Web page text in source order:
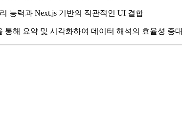
능력과 Next.js 기반의 직관적인 UI 결합
통해 요약 및 시각화하여 데이터 해석의 효율성 증대